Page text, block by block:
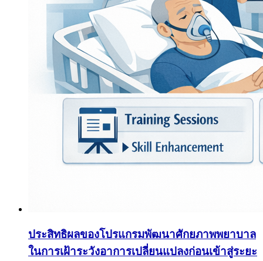
ประสิทธิผลของโปรแกรมพัฒนาศักยภาพพยาบาล
ในการเฝ้าระวังอาการเปลี่ยนแปลงก่อนเข้าสู่ระยะ